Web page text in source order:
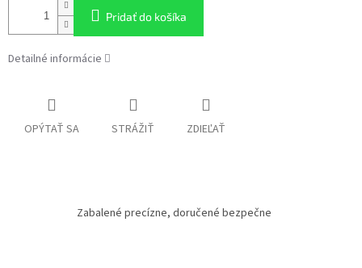
Pridať do košíka
Detailné informácie
OPÝTAŤ SA STRÁŽIŤ ZDIEĽAŤ
Zabalené precízne, doručené bezpečne